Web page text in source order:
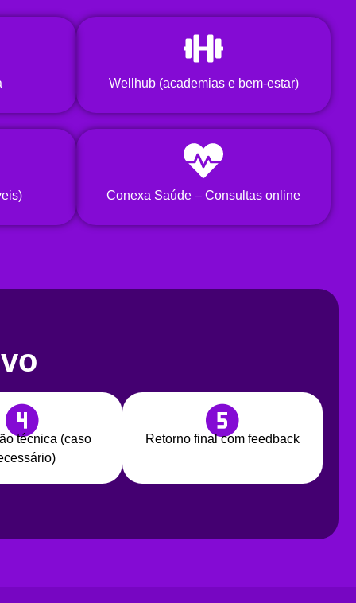
Wellhub (academias e bem-estar)
Conexa Saúde – Consultas online
técnica (caso
Retorno final com feedback